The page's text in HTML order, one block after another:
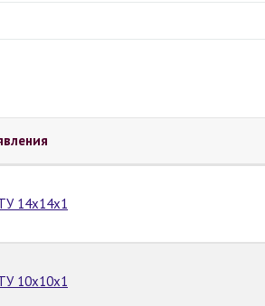
14х14х1
10х10х1